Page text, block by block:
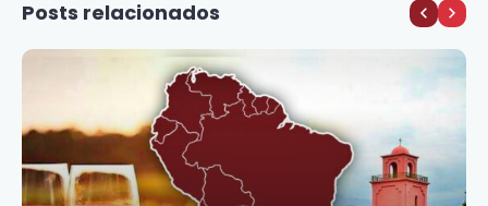
Posts relacionados